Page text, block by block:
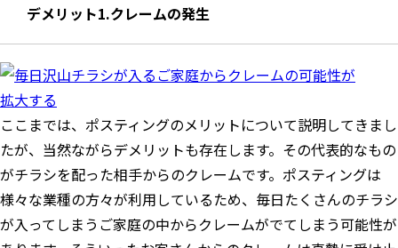
デメリット1.クレームの発生
拡大する
ここまでは、ポスティングのメリットについて説明してきまし
たが、当然ながらデメリットも存在します。その代表的なもの
がチラシを配った相手からのクレームです。ポスティングは
様々な業種の方々が利用しているため、毎日たくさんのチラシ
が入ってしまうご家庭の中からクレームがでてしまう可能性が